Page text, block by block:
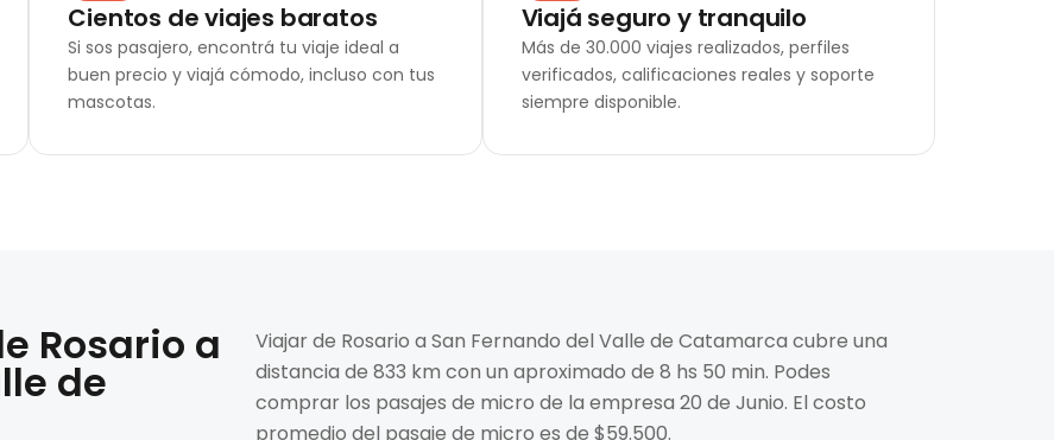
Cientos de viajes baratos
Si sos pasajero, encontrá tu viaje ideal a
buen precio y viajá cómodo, incluso con tus
mascotas.
Viajá seguro y tranquilo
Más de 30.000 viajes realizados, perfiles
verificados, calificaciones reales y soporte
siempre disponible.
Rosario a
de
Viajar de Rosario a San Fernando del Valle de Catamarca cubre una
distancia de 833 km con un aproximado de 8 hs 50 min. Podes
comprar los pasajes de micro de la empresa 20 de Junio. El costo
promedio del pasaje de micro es de $59.500.